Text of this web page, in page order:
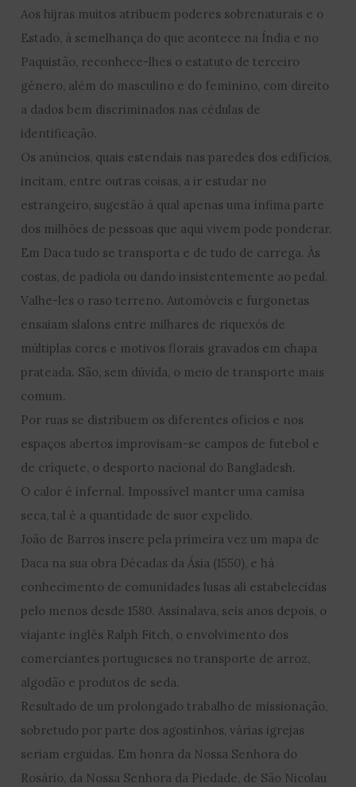
Aos hijras muitos atribuem poderes sobrenaturais e o
Estado, à semelhança do que acontece na Índia e no
Paquistão, reconhece-lhes o estatuto de terceiro
género, além do masculino e do feminino, com direito
a dados bem discriminados nas cédulas de
identificação.
Os anúncios, quais estendais nas paredes dos edifícios,
incitam, entre outras coisas, a ir estudar no
estrangeiro, sugestão à qual apenas uma ínfima parte
dos milhões de pessoas que aqui vivem pode ponderar.
Em Daca tudo se transporta e de tudo de carrega. Às
costas, de padiola ou dando insistentemente ao pedal.
Valhe-les o raso terreno. Automóveis e furgonetas
ensaiam slalons entre milhares de riquexós de
múltiplas cores e motivos florais gravados em chapa
prateada. São, sem dúvida, o meio de transporte mais
comum.
Por ruas se distribuem os diferentes ofícios e nos
espaços abertos improvisam-se campos de futebol e
de críquete, o desporto nacional do Bangladesh.
O calor é infernal. Impossível manter uma camisa
seca, tal é a quantidade de suor expelido.
João de Barros insere pela primeira vez um mapa de
Daca na sua obra Décadas da Ásia (1550), e há
conhecimento de comunidades lusas ali estabelecidas
pelo menos desde 1580. Assinalava, seis anos depois, o
viajante inglês Ralph Fitch, o envolvimento dos
comerciantes portugueses no transporte de arroz,
algodão e produtos de seda.
Resultado de um prolongado trabalho de missionação,
sobretudo por parte dos agostinhos, várias igrejas
seriam erguidas. Em honra da Nossa Senhora do
Rosário, da Nossa Senhora da Piedade, de São Nicolau